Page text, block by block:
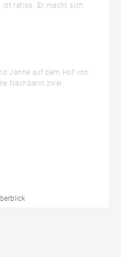
ist ratlos. Er macht sich
Janne auf dem Hof von
Nachbarin zwei